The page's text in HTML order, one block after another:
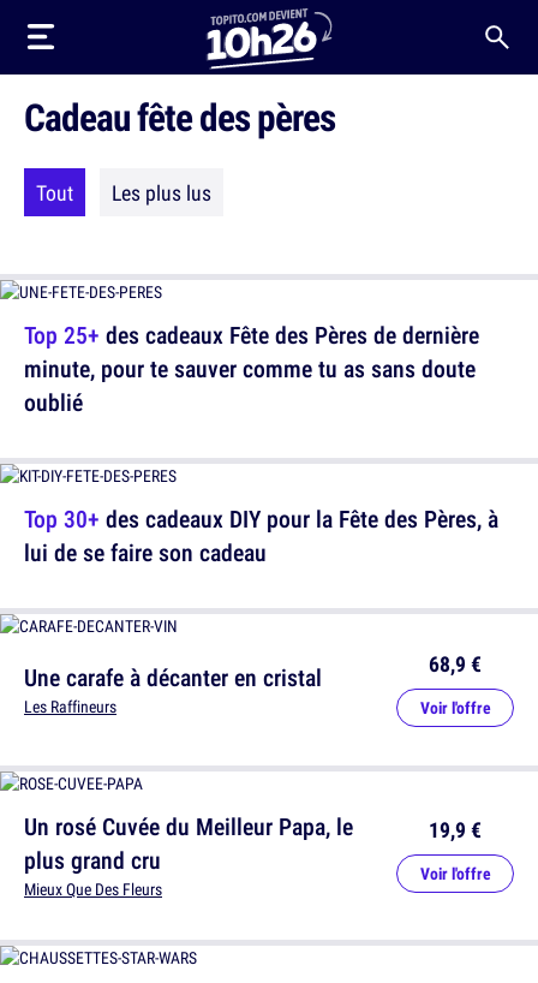
Cadeau fête des pères
Tout Les plus lus
Top 25+ des cadeaux Fête des Pères de dernière
minute, pour te sauver comme tu as sans doute
oublié
Top 30+ des cadeaux DIY pour la Fête des Pères, à
lui de se faire son cadeau
Une carafe à décanter en cristal
Les Raffineurs
68,9 €
Voir l'offre
Un rosé Cuvée du Meilleur Papa, le
plus grand cru
Mieux Que Des Fleurs
19,9 €
Voir l'offre